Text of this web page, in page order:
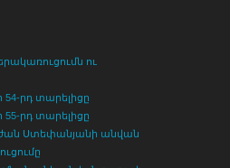
ու
54-րդ տարելիցը
55-րդ տարելիցը
Ստեփանյանի անվան